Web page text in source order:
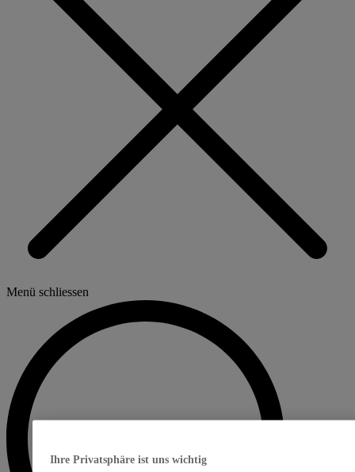
Menü schliessen
Ihre Privatsphäre ist uns wichtig